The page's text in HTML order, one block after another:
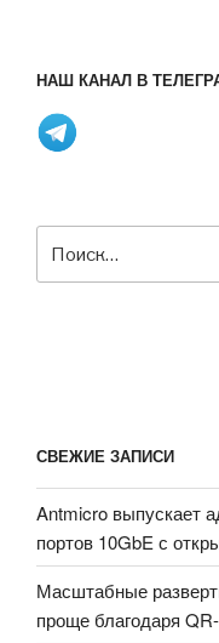
НАШ КАНАЛ В
СВЕЖИЕ ЗАПИСИ
Antmicro выпускает
портов 10GbE с
Масштабные
проще благодаря